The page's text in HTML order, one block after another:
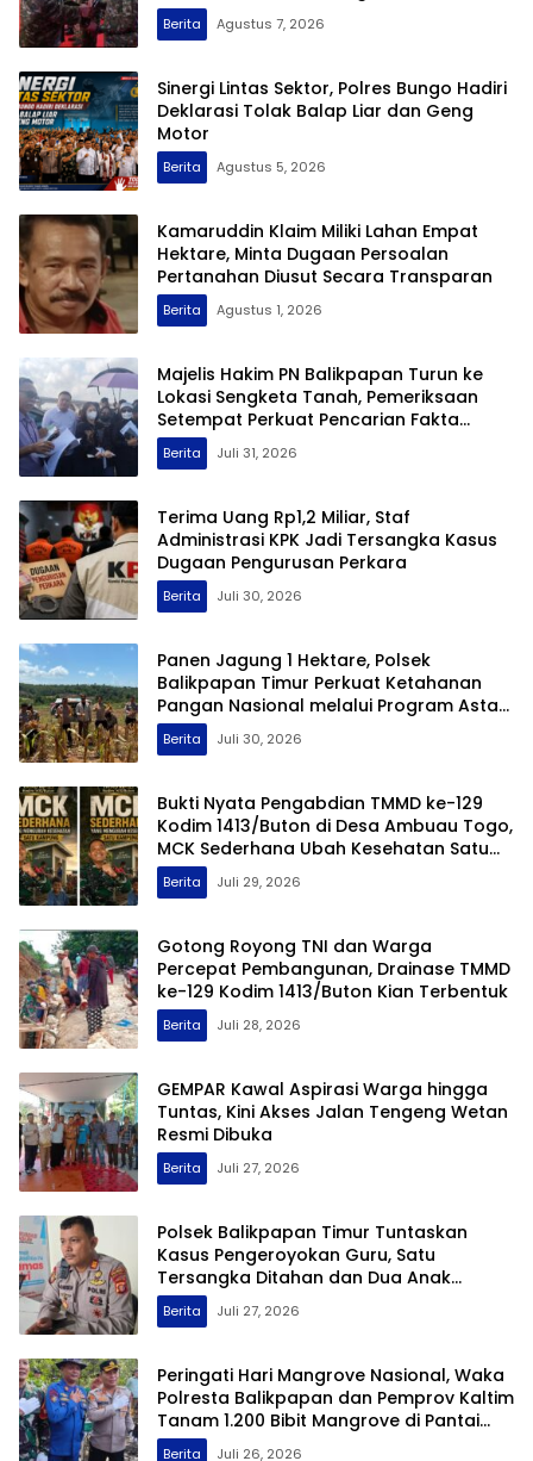
2026
Berita Agustus 7, 2026
Sinergi Lintas Sektor, Polres Bungo Hadiri
Deklarasi Tolak Balap Liar dan Geng
Motor
Berita Agustus 5, 2026
Kamaruddin Klaim Miliki Lahan Empat
Hektare, Minta Dugaan Persoalan
Pertanahan Diusut Secara Transparan
Berita Agustus 1, 2026
Majelis Hakim PN Balikpapan Turun ke
Lokasi Sengketa Tanah, Pemeriksaan
Setempat Perkuat Pencarian Fakta
Hukum
Berita Juli 31, 2026
Terima Uang Rp1,2 Miliar, Staf
Administrasi KPK Jadi Tersangka Kasus
Dugaan Pengurusan Perkara
Berita Juli 30, 2026
Panen Jagung 1 Hektare, Polsek
Balikpapan Timur Perkuat Ketahanan
Pangan Nasional melalui Program Asta
Cita
Berita Juli 30, 2026
Bukti Nyata Pengabdian TMMD ke-129
Kodim 1413/Buton di Desa Ambuau Togo,
MCK Sederhana Ubah Kesehatan Satu
Kampung
Berita Juli 29, 2026
Gotong Royong TNI dan Warga
Percepat Pembangunan, Drainase TMMD
ke-129 Kodim 1413/Buton Kian Terbentuk
Berita Juli 28, 2026
GEMPAR Kawal Aspirasi Warga hingga
Tuntas, Kini Akses Jalan Tengeng Wetan
Resmi Dibuka
Berita Juli 27, 2026
Polsek Balikpapan Timur Tuntaskan
Kasus Pengeroyokan Guru, Satu
Tersangka Ditahan dan Dua Anak
Berhadapan dengan Hukum Wajib Lapor
Berita Juli 27, 2026
Peringati Hari Mangrove Nasional, Waka
Polresta Balikpapan dan Pemprov Kaltim
Tanam 1.200 Bibit Mangrove di Pantai
Lamaru
Berita Juli 26, 2026